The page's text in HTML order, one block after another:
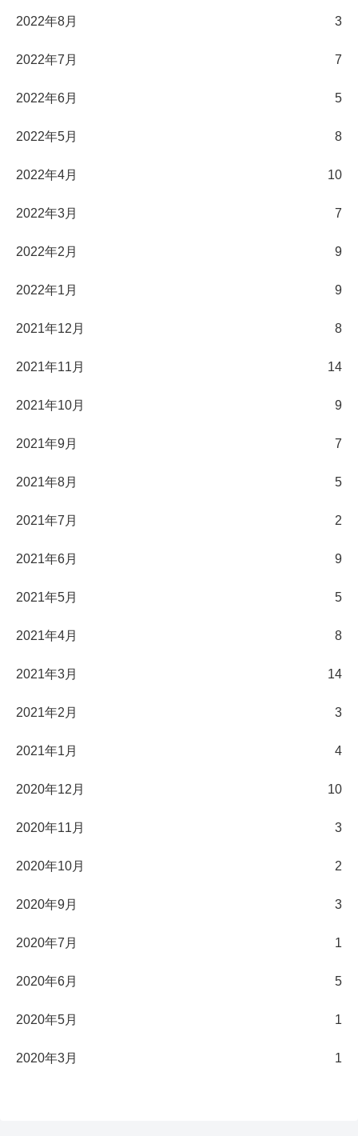
2022年8月 3
2022年7月 7
2022年6月 5
2022年5月 8
2022年4月 10
2022年3月 7
2022年2月 9
2022年1月 9
2021年12月 8
2021年11月 14
2021年10月 9
2021年9月 7
2021年8月 5
2021年7月 2
2021年6月 9
2021年5月 5
2021年4月 8
2021年3月 14
2021年2月 3
2021年1月 4
2020年12月 10
2020年11月 3
2020年10月 2
2020年9月 3
2020年7月 1
2020年6月 5
2020年5月 1
2020年3月 1